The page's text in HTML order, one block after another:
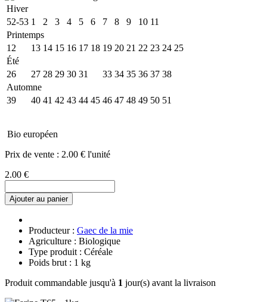
Hiver
52-53 1 2 3 4 5 6 7 8 9 10 11
Printemps
12
13 14 15 16 17 18 19 20 21 22 23 24 25
Été
26
27 28 29 30 31 33 34 35 36 37 38
Automne
39
40 41 42 43 44 45 46 47 48 49 50 51
Bio européen
Prix de vente : 2.00 € l'unité
2.00 €
Ajouter au panier
Producteur : Gaec de la mie
Agriculture : Biologique
Type produit : Céréale
Poids brut : 1 kg
Produit commandable jusqu'à 1 jour(s) avant la livraison